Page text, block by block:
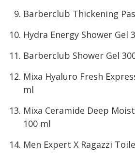
Barberclub Thickening
Hydra Energy Shower Gel
Barberclub Shower Gel
Mixa Hyaluro Fresh
ml
Mixa Ceramide Deep
100 ml
Men Expert X Ragazzi